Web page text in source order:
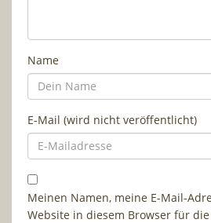
Name
E-Mail (wird nicht veröffentlicht)
Meinen Namen, meine E-Mail-
Website in diesem Browser für